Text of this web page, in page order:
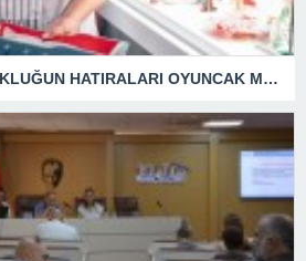
KUŞADASI’NDA ÇOCUKLUĞUN HATIRALARI OYUNCAK MÜZESİNDE HAYAT BULACAK